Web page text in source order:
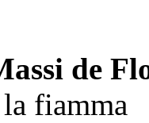
de
fiamma